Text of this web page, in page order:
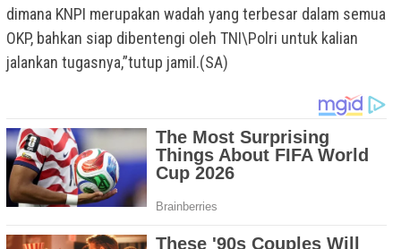
dimana KNPI merupakan wadah yang terbesar dalam semua
OKP, bahkan siap dibentengi oleh TNI\Polri untuk kalian
jalankan tugasnya,”tutup jamil.(SA)